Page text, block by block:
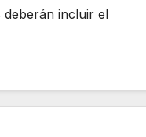
incluir el